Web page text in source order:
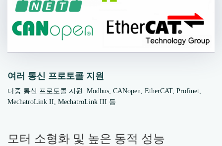
여러 통신 프로토콜 지원
다중 통신 프로토콜 지원: Modbus, CANopen, EtherCAT, Profinet,
MechatroLink II, MechatroLink III 등
모터 소형화 및 높은 동적 성능